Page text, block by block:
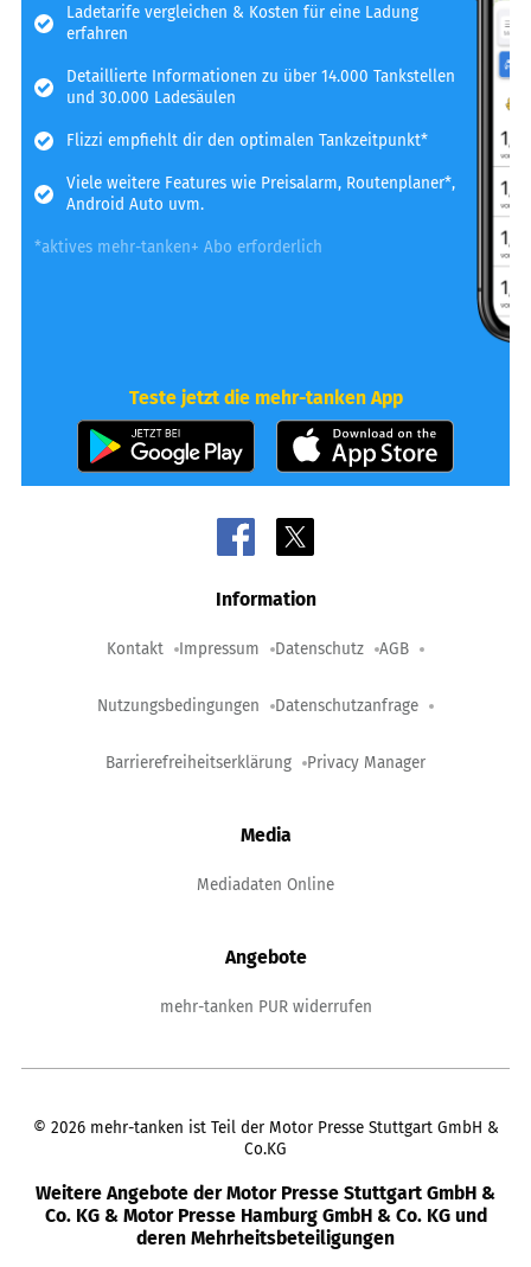
Ladetarife vergleichen & Kosten für eine Ladung
erfahren
Detaillierte Informationen zu über 14.000 Tankstellen
und 30.000 Ladesäulen
Flizzi empfiehlt dir den optimalen Tankzeitpunkt*
Viele weitere Features wie Preisalarm, Routenplaner*,
Android Auto uvm.
*aktives mehr-tanken+ Abo erforderlich
Teste jetzt die mehr-tanken App
Information
Kontakt Impressum Datenschutz AGB
Nutzungsbedingungen Datenschutzanfrage
Barrierefreiheitserklärung Privacy Manager
Media
Mediadaten Online
Angebote
mehr-tanken PUR widerrufen
© 2026 mehr-tanken ist Teil der Motor Presse Stuttgart GmbH &
Co.KG
Weitere Angebote der Motor Presse Stuttgart GmbH &
Co. KG & Motor Presse Hamburg GmbH & Co. KG und
deren Mehrheitsbeteiligungen